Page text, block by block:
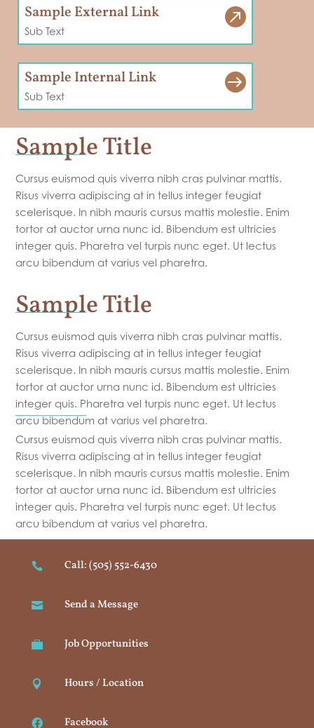

Sample External Link
Sub Text

Sample Internal Link
Sub Text
Sample Title
Cursus euismod quis viverra nibh cras pulvinar mattis.
Risus viverra adipiscing at in tellus integer feugiat
scelerisque. In nibh mauris cursus mattis molestie. Enim
tortor at auctor urna nunc id. Bibendum est ultricies
integer quis. Pharetra vel turpis nunc eget. Ut lectus
arcu bibendum at varius vel pharetra.
Sample Title
Cursus euismod quis viverra nibh cras pulvinar mattis.
Risus viverra adipiscing at in tellus integer feugiat
scelerisque. In nibh mauris cursus mattis molestie. Enim
tortor at auctor urna nunc id. Bibendum est ultricies
integer quis. Pharetra vel turpis nunc eget. Ut lectus
arcu bibendum at varius vel pharetra.
Cursus euismod quis viverra nibh cras pulvinar mattis.
Risus viverra adipiscing at in tellus integer feugiat
scelerisque. In nibh mauris cursus mattis molestie. Enim
tortor at auctor urna nunc id. Bibendum est ultricies
integer quis. Pharetra vel turpis nunc eget. Ut lectus
arcu bibendum at varius vel pharetra.
 Call: (505) 552-6430
 Send a Message
 Job Opportunities
 Hours / Location
 Facebook